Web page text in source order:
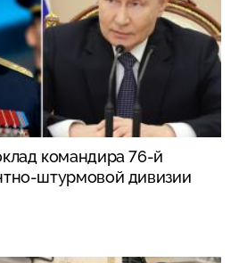
командира 76-й
штурмовой дивизии